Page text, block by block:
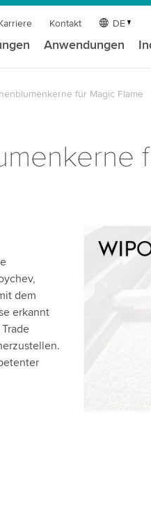
Kontakt DE
Anwendungen
für Magic Flame
Wir
Wir
Bitte
Dienst,
dem
erkannt